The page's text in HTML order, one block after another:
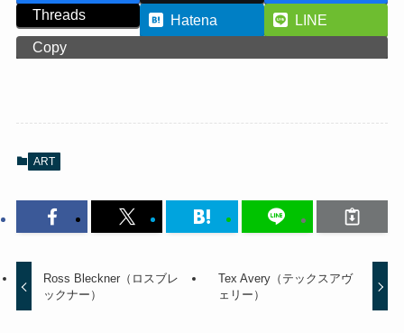
Threads Hatena
LINE
Copy
ART
Ross Bleckner（ロスブレ
ックナー）
Tex Avery（テックスアヴ
ェリー）